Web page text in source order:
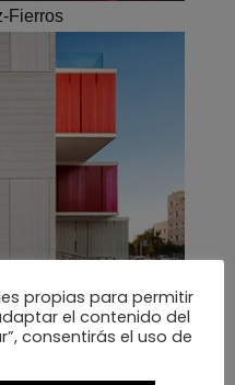
Fierros
Fierros
propias para permitir
el contenido del
consentirás el uso de